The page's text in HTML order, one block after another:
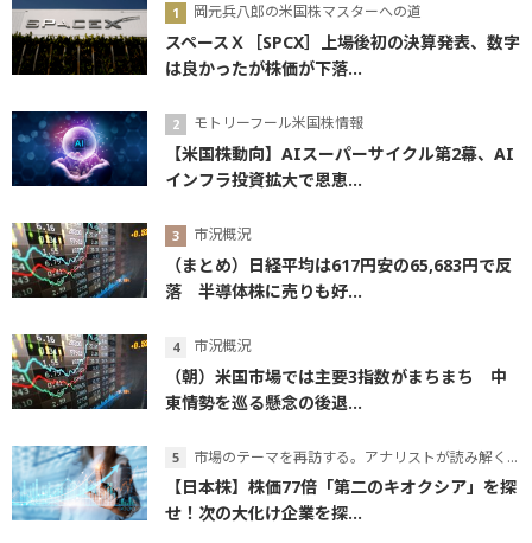
岡元兵八郎の米国株マスターへの道
スペースＸ［SPCX］上場後初の決算発表、数字
は良かったが株価が下落...
モトリーフール米国株情報
【米国株動向】AIスーパーサイクル第2幕、AI
インフラ投資拡大で恩恵...
市況概況
（まとめ）日経平均は617円安の65,683円で反
落 半導体株に売りも好...
市況概況
（朝）米国市場では主要3指数がまちまち 中
東情勢を巡る懸念の後退...
市場のテーマを再訪する。アナリストが読み解くテーマの本質
【日本株】株価77倍「第二のキオクシア」を探
せ！次の大化け企業を探...